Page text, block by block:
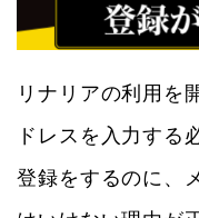
リナリアの利用を
ドレスを入力する
登録をするのに、